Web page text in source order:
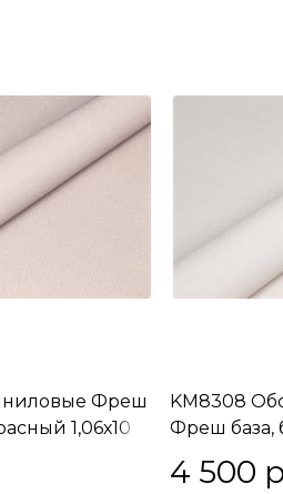
Фреш
1,06х10
KM8308
Фреш база,
1,06х10 (1, Т
стыковка
4 500